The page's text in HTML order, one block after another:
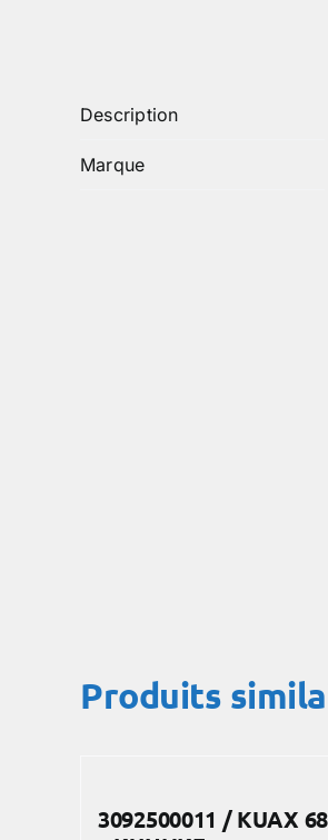
Description
Marque
Produits
3092500011 / KUAX